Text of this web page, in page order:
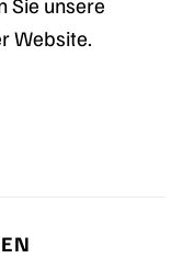
Website.